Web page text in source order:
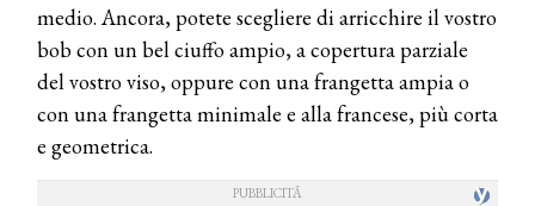
medio. Ancora, potete scegliere di arricchire il vostro
bob con un bel ciuffo ampio, a copertura parziale
del vostro viso, oppure con una frangetta ampia o
con una frangetta minimale e alla francese, più corta
e geometrica.